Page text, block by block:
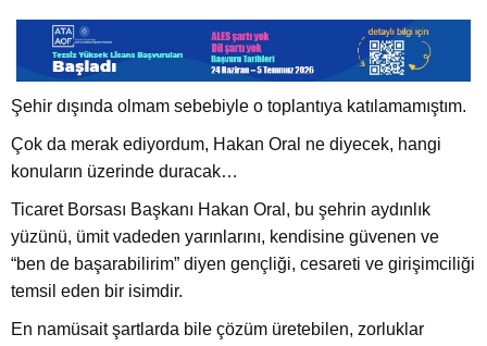
Şehir dışında olmam sebebiyle o toplantıya katılamamıştım.
Çok da merak ediyordum, Hakan Oral ne diyecek, hangi
konuların üzerinde duracak…
Ticaret Borsası Başkanı Hakan Oral, bu şehrin aydınlık
yüzünü, ümit vadeden yarınlarını, kendisine güvenen ve
“ben de başarabilirim” diyen gençliği, cesareti ve girişimciliği
temsil eden bir isimdir.
En namüsait şartlarda bile çözüm üretebilen, zorluklar